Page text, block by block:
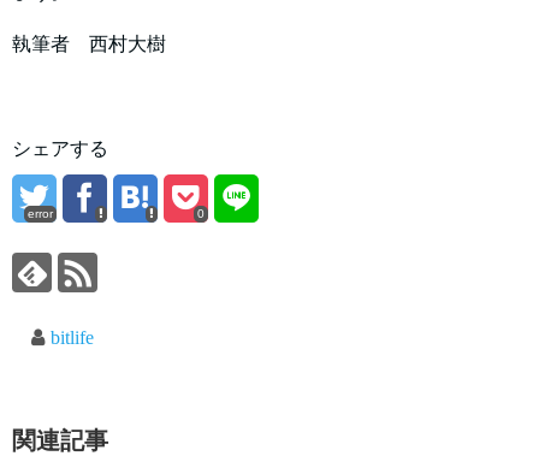
執筆者 西村大樹
シェアする
error 0
bitlife
関連記事